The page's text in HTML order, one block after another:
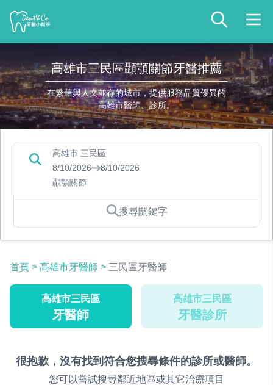
高雄市三民區顳顎關節牙醫推薦
在繁華與人文並存的城市，提供服務品質優異的
高雄市醫師、診所。
高雄市 三民區
8/10/2026
8/10/2026
顳顎關節
搜尋關鍵字
首頁 > 高雄市牙醫師 > 三民區牙醫師
高雄市三民區
牙醫師
高雄市三民區
牙醫診所
很抱歉，沒有找到符合您搜尋條件的診所或醫師。
您可以嘗試搜尋鄰近地區或其它治療項目